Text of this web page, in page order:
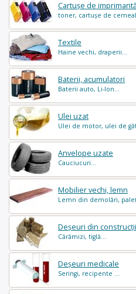
Cartușe de imprimantă
toner, cartușe de
Textile
Haine vechi, draperii...
Baterii, acumulatori
Baterii auto, Li-Ion...
Ulei uzat
Ulei de motor, ulei de
Anvelope uzate
Cauciucuri...
Mobilier vechi, lemn
Lemn din demolări,
Deșeuri din construcții
Cărămizi, tiglă...
Deșeuri medicale
Seringi, recipente ...